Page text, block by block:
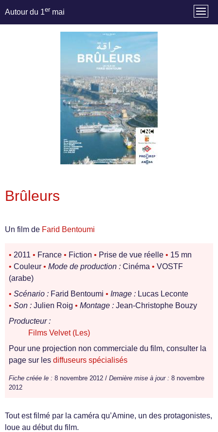
Autour du 1er mai
Brûleurs
Un film de Farid Bentoumi
• 2011 • France • Fiction • Prise de vue réelle • 15 mn
• Couleur • Mode de production : Cinéma • VOSTF
(arabe)
• Scénario : Farid Bentoumi • Image : Lucas Leconte
• Son : Julien Roig • Montage : Jean-Christophe Bouzy
Producteur :
Films Velvet (Les)
Pour une projection non commerciale du film, consulter la
page sur les diffuseurs spécialisés
Fiche créée le : 8 novembre 2012 / Dernière mise à jour : 8 novembre
2012
Tout est filmé par la caméra qu’Amine, un des protagonistes,
loue au début du film.